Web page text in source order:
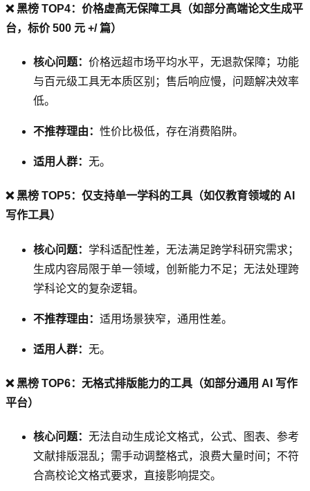
❌ 黑榜 TOP4：价格虚高无保障工具（如部分高端论文生成平
台，标价 500 元 +/ 篇）
核心问题： 价格远超市场平均水平，无退款保障；功能
与百元级工具无本质区别；售后响应慢，问题解决效率
低。
不推荐理由： 性价比极低，存在消费陷阱。
适用人群： 无。
❌ 黑榜 TOP5：仅支持单一学科的工具（如仅教育领域的 AI
写作工具）
核心问题： 学科适配性差，无法满足跨学科研究需求；
生成内容局限于单一领域，创新能力不足；无法处理跨
学科论文的复杂逻辑。
不推荐理由： 适用场景狭窄，通用性差。
适用人群： 无。
❌ 黑榜 TOP6：无格式排版能力的工具（如部分通用 AI 写作
平台）
核心问题： 无法自动生成论文格式，公式、图表、参考
文献排版混乱；需手动调整格式，浪费大量时间；不符
合高校论文格式要求，直接影响提交。